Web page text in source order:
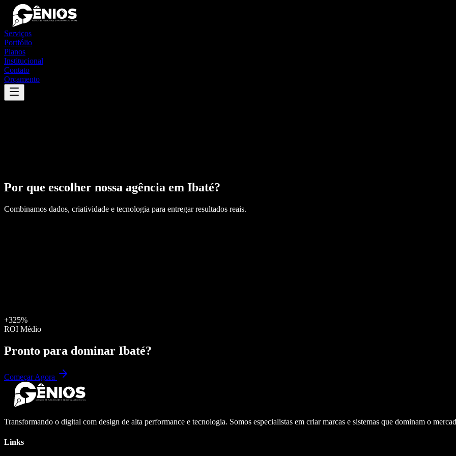
Serviços
Portfólio
Planos
Institucional
Contato
Orçamento
Por que escolher nossa agência em Ibaté?
Combinamos dados, criatividade e tecnologia para entregar resultados reais.
+325%
ROI Médio
Pronto para dominar Ibaté?
Começar Agora
Transformando o digital com design de alta performance e tecnologia. Somos especialistas em criar marcas e sistemas que dominam o
Links